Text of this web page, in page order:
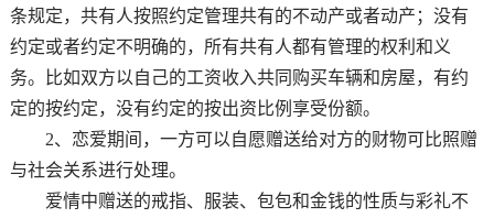
条规定，共有人按照约定管理共有的不动产或者动产；没有
约定或者约定不明确的，所有共有人都有管理的权利和义
务。比如双方以自己的工资收入共同购买车辆和房屋，有约
定的按约定，没有约定的按出资比例享受份额。
2、恋爱期间，一方可以自愿赠送给对方的财物可比照赠
与社会关系进行处理。
爱情中赠送的戒指、服装、包包和金钱的性质与彩礼不